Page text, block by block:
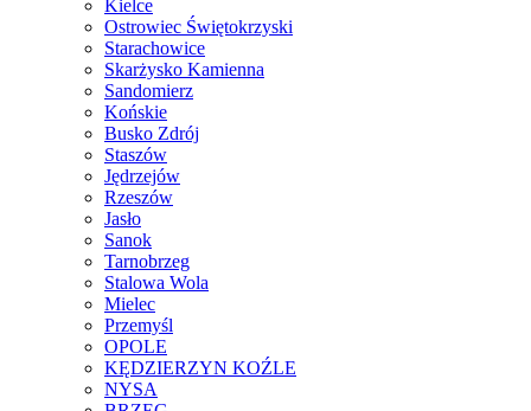
Kielce
Ostrowiec Świętokrzyski
Starachowice
Skarżysko Kamienna
Sandomierz
Końskie
Busko Zdrój
Staszów
Jędrzejów
Rzeszów
Jasło
Sanok
Tarnobrzeg
Stalowa Wola
Mielec
Przemyśl
OPOLE
KĘDZIERZYN KOŹLE
NYSA